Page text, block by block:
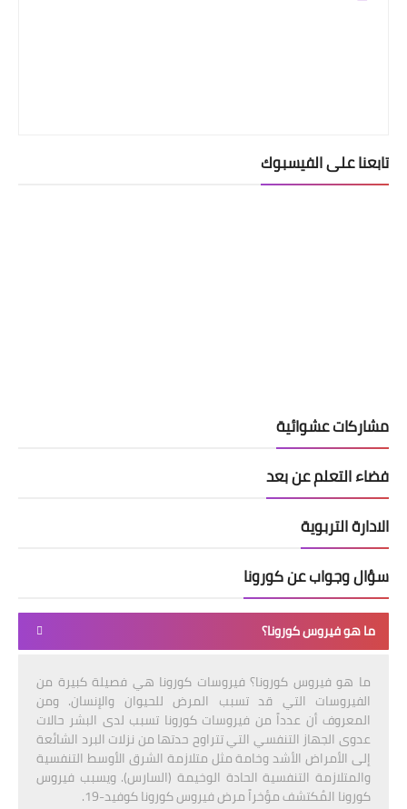
تابعنا على الفيسبوك
مشاركات عشوائية
فضاء التعلم عن بعد
الادارة التربوية
سؤال وجواب عن كورونا
ما هو فيروس كورونا؟
ما هو فيروس كورونا؟ فيروسات كورونا هي فصيلة كبيرة من
الفيروسات التي قد تسبب المرض للحيوان والإنسان. ومن
المعروف أن عدداً من فيروسات كورونا تسبب لدى البشر حالات
عدوى الجهاز التنفسي التي تتراوح حدتها من نزلات البرد الشائعة
إلى الأمراض الأشد وخامة مثل متلازمة الشرق الأوسط التنفسية
والمتلازمة التنفسية الحادة الوخيمة (السارس). ويسبب فيروس
كورونا المُكتشف مؤخراً مرض فيروس كورونا كوفيد-19.